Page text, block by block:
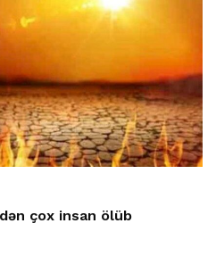
çox insan ölüb